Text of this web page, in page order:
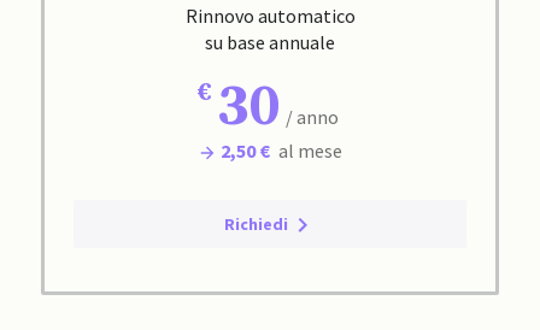
Rinnovo automatico
su base annuale
30 / anno
2,50 € al mese
Richiedi